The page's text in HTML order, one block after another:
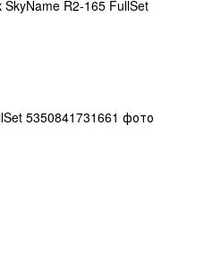
SkyName R2-165 FullSet